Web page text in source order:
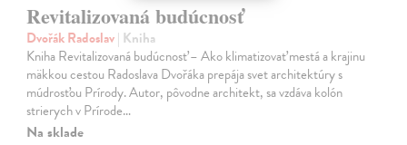
Revitalizovaná budúcnosť
Dvořák Radoslav| Kniha
Kniha Revitalizovaná budúcnosť – Ako klimatizovať mestá a krajinu
mäkkou cestou Radoslava Dvořáka prepája svet architektúry s
múdrosťou Prírody. Autor, pôvodne architekt, sa vzdáva kolón
strierych v Prírode…
Na sklade